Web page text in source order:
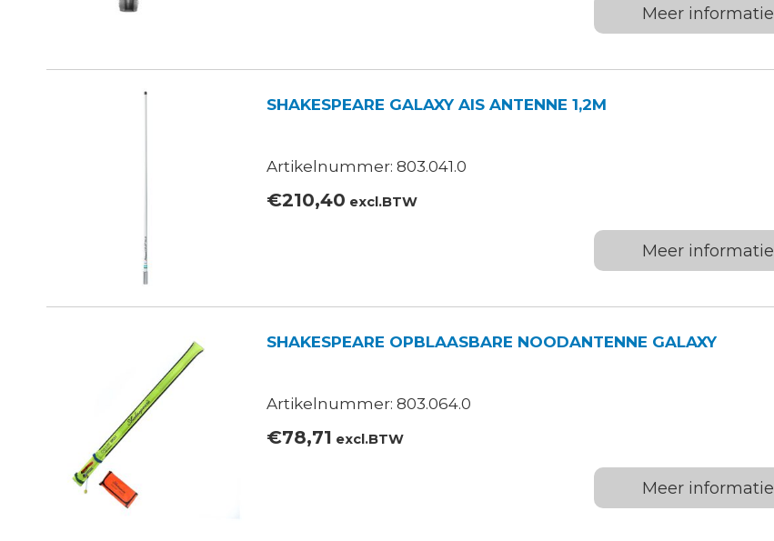
Meer informatie
SHAKESPEARE GALAXY AIS ANTENNE 1,2M
Artikelnummer: 803.041.0
€210,40 excl.BTW
Meer informatie
SHAKESPEARE OPBLAASBARE NOODANTENNE GALAXY
Artikelnummer: 803.064.0
€78,71 excl.BTW
Meer informatie